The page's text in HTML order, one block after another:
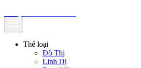
Thể loại
Đô Thị
Linh Dị